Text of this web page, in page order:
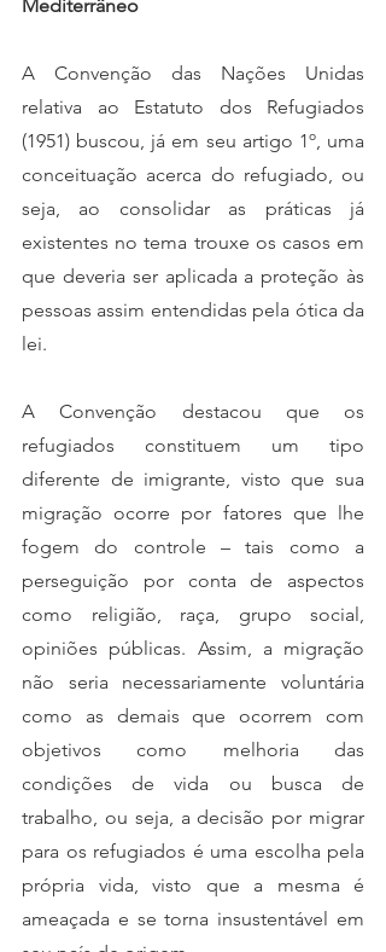
Mediterrâneo
A Convenção das Nações Unidas
relativa ao Estatuto dos Refugiados
(1951) buscou, já em seu artigo 1º, uma
conceituação acerca do refugiado, ou
seja, ao consolidar as práticas já
existentes no tema trouxe os casos em
que deveria ser aplicada a proteção às
pessoas assim entendidas pela ótica da
lei.
A Convenção destacou que os
refugiados constituem um tipo
diferente de imigrante, visto que sua
migração ocorre por fatores que lhe
fogem do controle – tais como a
perseguição por conta de aspectos
como religião, raça, grupo social,
opiniões públicas. Assim, a migração
não seria necessariamente voluntária
como as demais que ocorrem com
objetivos como melhoria das
condições de vida ou busca de
trabalho, ou seja, a decisão por migrar
para os refugiados é uma escolha pela
própria vida, visto que a mesma é
ameaçada e se torna insustentável em